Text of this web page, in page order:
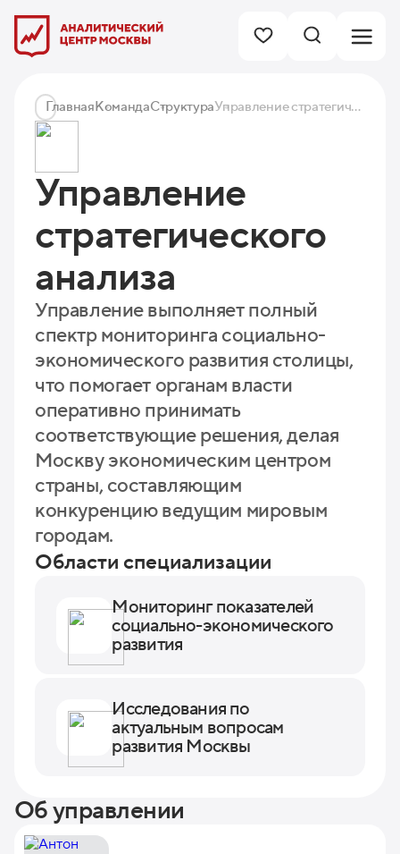
ГлавнаяКомандаСтруктура Управление стратегического анализа
Управление
стратегического
анализа
Управление выполняет полный
спектр мониторинга социально-
экономического развития столицы,
что помогает органам власти
оперативно принимать
соответствующие решения, делая
Москву экономическим центром
страны, составляющим
конкуренцию ведущим мировым
городам.
Области специализации
Мониторинг показателей
социально-экономического
развития
Исследования по
актуальным вопросам
развития Москвы
Об управлении